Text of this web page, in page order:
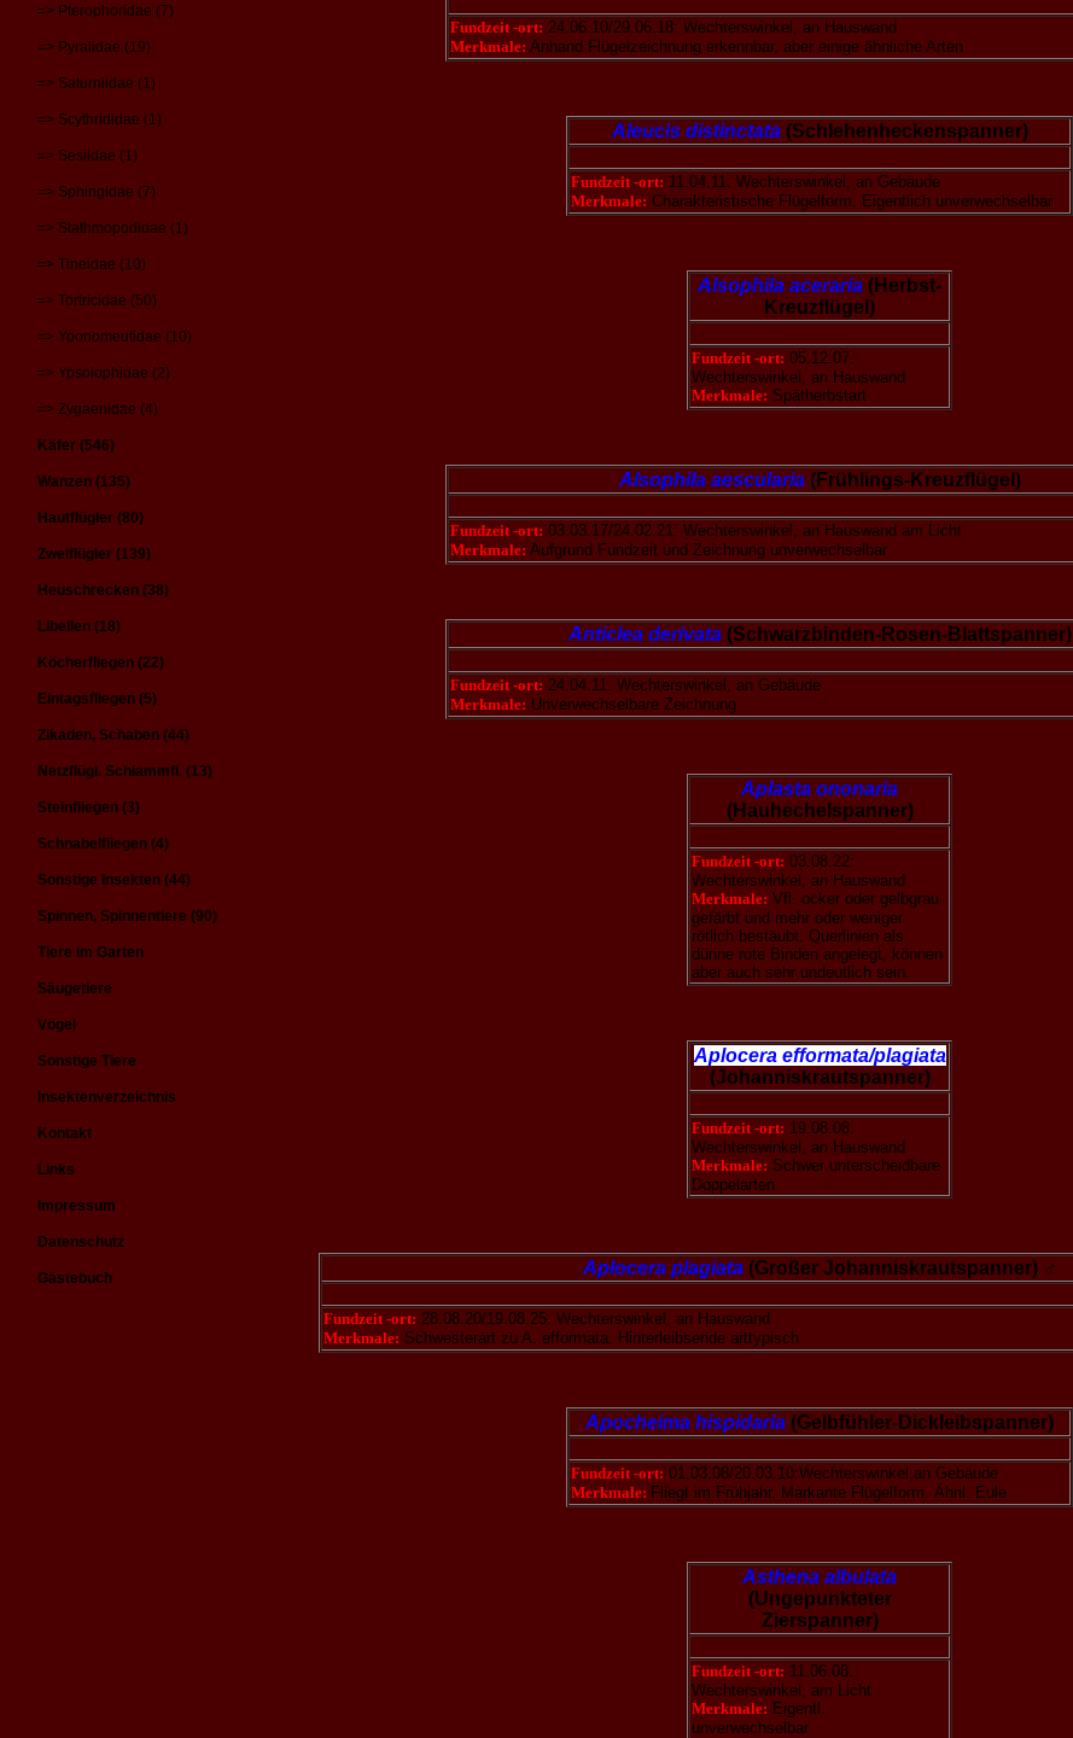
=> Pterophoridae (7)
=> Pyralidae (19)
=> Saturniidae (1)
=> Scythrididae (1)
=> Sesiidae (1)
=> Sphingidae (7)
=> Stathmopodidae (1)
=> Tineidae (10)
=> Tortricidae (50)
=> Yponomeutidae (10)
=> Ypsolophidae (2)
=> Zygaenidae (4)
Käfer (546)
Wanzen (135)
Hautflügler (80)
Zweiflügler (139)
Heuschrecken (38)
Libellen (18)
Köcherfliegen (22)
Eintagsfliegen (5)
Zikaden, Schaben (44)
Netzflügl. Schlammfl. (13)
Steinfliegen (3)
Schnabelfliegen (4)
Sonstige Insekten (44)
Spinnen, Spinnentiere (90)
Tiere im Garten
Säugetiere
Vögel
Sonstige Tiere
Insektenverzeichnis
Kontakt
Links
Impressum
Datenschutz
Gästebuch
Fundzeit -ort: 24.06.10/29.06.18: Wechterswinkel, an Hauswand
Merkmale: Anhand Flügelzeichnung erkennbar, aber einige ähnliche Arten
Aleucis distinctata(Schlehenheckenspanner)
Fundzeit -ort: 11.04.11: Wechterswinkel, an Gebäude
Merkmale: Charakteristische Flügelform. Eigentlich unverwechselbar
Alsophila aceraria (Herbst-
Kreuzflügel)
Fundzeit -ort: 05.12.07.
Wechterswinkel, an Hauswand
Merkmale: Spätherbstart
Alsophila aescularia(Frühlings-Kreuzflügel)
Fundzeit -ort: 03.03.17/24.02.21: Wechterswinkel, an Hauswand am Licht
Merkmale: Aufgrund Fundzeit und Zeichnung unverwechselbar
Anticlea derivata(Schwarzbinden-Rosen-Blattspanner)
Fundzeit -ort: 24.04.11. Wechterswinkel, an Gebäude
Merkmale: Unverwechselbare Zeichnung
Aplasta ononaria
(Hauhechelspanner)
Fundzeit -ort: 03.08.22:
Wechterswinkel, an Hauswand
Merkmale: Vfl. ocker oder gelbgrau
gefärbt und mehr oder weniger
rötlich bestäubt. Querlinien als
dünne rote Binden angelegt, können
aber auch sehr undeutlich sein.
Aplocera efformata/plagiata
(Johanniskrautspanner)
Fundzeit -ort: 19.08.08.
Wechterswinkel, an Hauswand
Merkmale: Schwer unterscheidbare
Doppelarten
Aplocera plagiata (Großer Johanniskrautspanner) ♂
Fundzeit -ort: 28.08.20/19.08.25: Wechterswinkel, an Hauswand
Merkmale: Schwesterart zu A. efformata. Hinterleibsende arttypisch
Apocheima hispidaria (Gelbfühler-Dickleibspanner)
Fundzeit -ort: 01.03.08/20.03.10:Wechterswinkel,an Gebäude
Merkmale: Fliegt im Frühjahr. Markante Flügelform. Ähnl. Eule
Asthena albulata
(Ungepunkteter
Zierspanner)
Fundzeit -ort: 11.06.08.
Wechterswinkel, am Licht
Merkmale: Eigentl.
unverwechselbar